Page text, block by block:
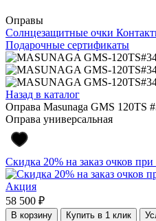
Оправы
Солнцезащитные очки
Подарочные сертификаты
Назад в каталог
Оправа Masunaga GMS 120TS
Оправа универсальная
Скидка 20% на заказ очков
Акция
58 500 ₽
В корзину Купить в 1 клик